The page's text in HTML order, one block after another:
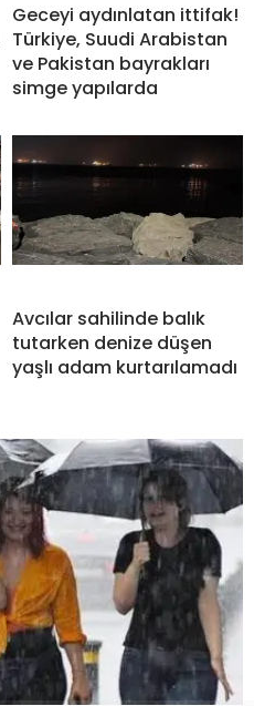
Geceyi aydınlatan ittifak!
Türkiye, Suudi Arabistan
ve Pakistan bayrakları
simge yapılarda
Avcılar sahilinde balık
tutarken denize düşen
yaşlı adam kurtarılamadı